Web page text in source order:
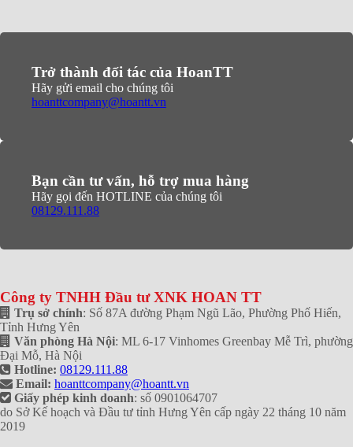
Trở thành đối tác của HoanTT
Hãy gửi email cho chúng tôi
hoanttcompany@hoantt.vn
Bạn cần tư vấn, hỗ trợ mua hàng
Hãy gọi đến HOTLINE của chúng tôi
08129.111.88
Công ty TNHH Đầu tư XNK HOAN TT
Trụ sở chính: Số 87A đường Phạm Ngũ Lão, Phường Phố Hiến,
Tỉnh Hưng Yên
Văn phòng Hà Nội: ML 6-17 Vinhomes Greenbay Mễ Trì, phường
Đại Mỗ, Hà Nội
Hotline: 08129.111.88
Email: hoanttcompany@hoantt.vn
Giấy phép kinh doanh: số 0901064707
do Sở Kế hoạch và Đầu tư tỉnh Hưng Yên cấp ngày 22 tháng 10 năm
2019